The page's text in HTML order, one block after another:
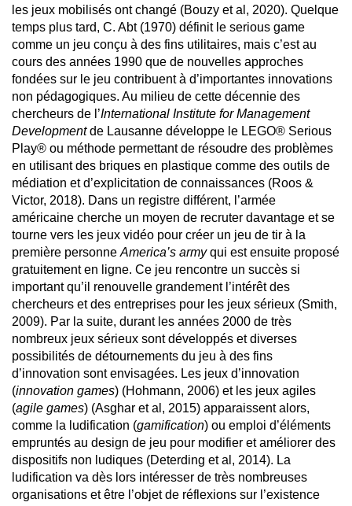
les jeux mobilisés ont changé (Bouzy et al, 2020). Quelque
temps plus tard, C. Abt (1970) définit le serious game
comme un jeu conçu à des fins utilitaires, mais c’est au
cours des années 1990 que de nouvelles approches
fondées sur le jeu contribuent à d’importantes innovations
non pédagogiques. Au milieu de cette décennie des
chercheurs de l’International Institute for Management
Developmentde Lausanne développe le LEGO® Serious
Play® ou méthode permettant de résoudre des problèmes
en utilisant des briques en plastique comme des outils de
médiation et d’explicitation de connaissances (Roos &
Victor, 2018). Dans un registre différent, l’armée
américaine cherche un moyen de recruter davantage et se
tourne vers les jeux vidéo pour créer un jeu de tir à la
première personne America’s armyqui est ensuite proposé
gratuitement en ligne. Ce jeu rencontre un succès si
important qu’il renouvelle grandement l’intérêt des
chercheurs et des entreprises pour les jeux sérieux (Smith,
2009). Par la suite, durant les années 2000 de très
nombreux jeux sérieux sont développés et diverses
possibilités de détournements du jeu à des fins
d’innovation sont envisagées. Les jeux d’innovation
(innovation games) (Hohmann, 2006) et les jeux agiles
(agile games) (Asghar et al, 2015) apparaissent alors,
comme la ludification (gamification) ou emploi d’éléments
empruntés au design de jeu pour modifier et améliorer des
dispositifs non ludiques (Deterding et al, 2014). La
ludification va dès lors intéresser de très nombreuses
organisations et être l’objet de réflexions sur l’existence